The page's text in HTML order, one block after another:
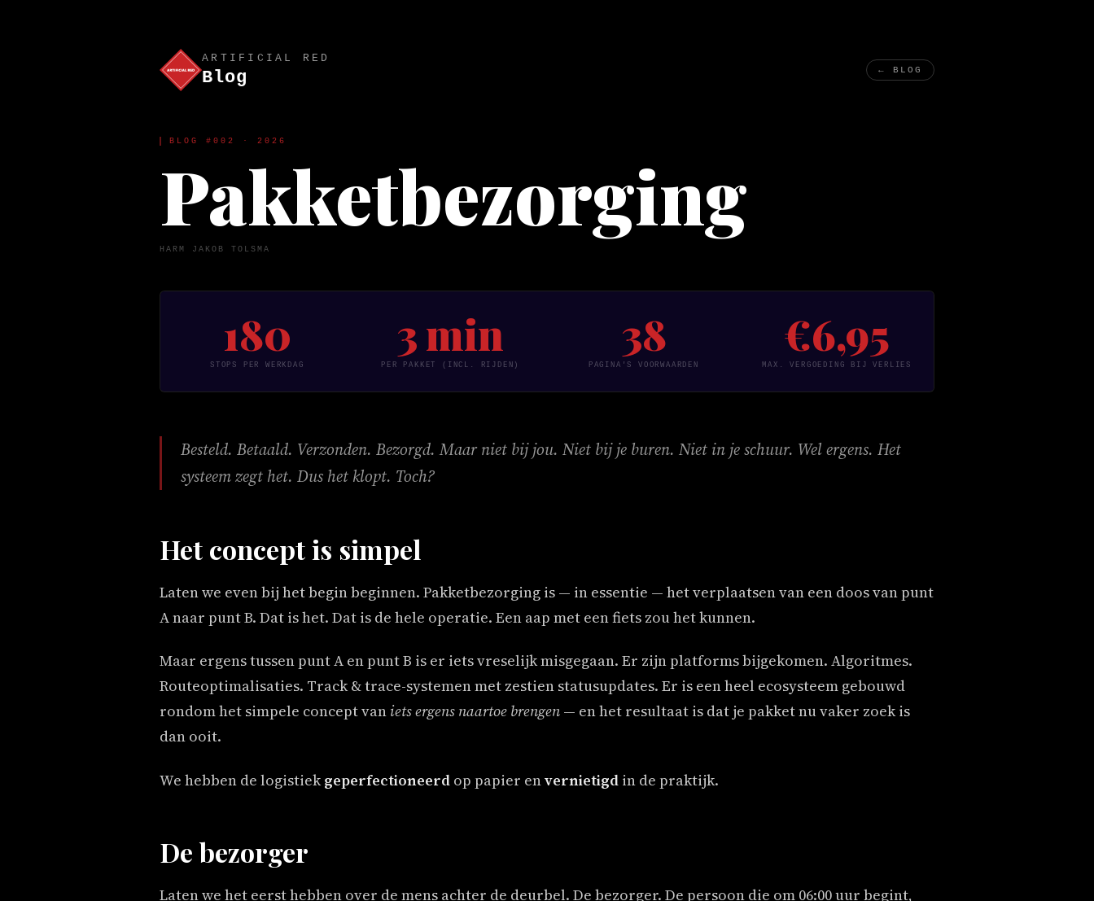
ARTIFICIAL RED
Blog ← BLOG
BLOG #002 · 2026
Pakket­bezorging
HARM JAKOB TOLSMA
180
STOPS PER WERKDAG
3 min
PER PAKKET (INCL. RIJDEN)
38
PAGINA'S VOORWAARDEN
€6,95
MAX. VERGOEDING BIJ VERLIES
Besteld. Betaald. Verzonden. Bezorgd. Maar niet bij jou. Niet bij je buren. Niet in je schuur. Wel ergens. Het
systeem zegt het. Dus het klopt. Toch?
Het concept is simpel
Laten we even bij het begin beginnen. Pakketbezorging is — in essentie — het verplaatsen van een doos van punt
A naar punt B. Dat is het. Dat is de hele operatie. Een aap met een fiets zou het kunnen.
Maar ergens tussen punt A en punt B is er iets vreselijk misgegaan. Er zijn platforms bijgekomen. Algoritmes.
Routeoptimalisaties. Track & trace-systemen met zestien statusupdates. Er is een heel ecosysteem gebouwd
rondom het simpele concept van iets ergens naartoe brengen — en het resultaat is dat je pakket nu vaker zoek is
dan ooit.
We hebben de logistiekgeperfectioneerd op papier envernietigd in de praktijk.
De bezorger
Laten we het eerst hebben over de mens achter de deurbel. De bezorger. De persoon die om 06:00 uur begint,